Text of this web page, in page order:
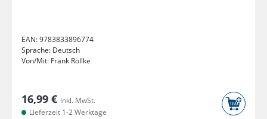
EAN:9783833896774
Sprache: Deutsch
Von/Mit: Frank Röllke
16,99 € inkl. MwSt.
Lieferzeit 1-2 Werktage